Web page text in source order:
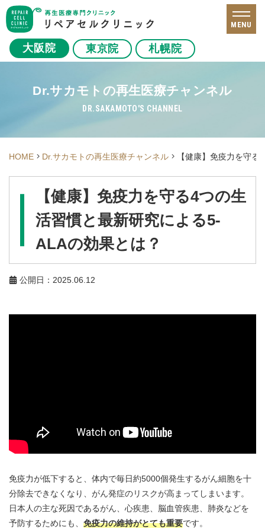
大阪院 東京院 札幌院
MENU
Dr.サカモトの再生医療チャンネル
DR.SAKAMOTO'S CHANNEL
HOME Dr.サカモトの再生医療チャンネル 【健康】免疫力を守
【健康】免疫力を守る4つの生
活習慣と最新研究による5-
ALAの効果とは？
公開日：2025.06.12
免疫力が低下すると、体内で毎日約5000個発生するがん細胞を十
分除去できなくなり、がん発症のリスクが高まってしまいます。
日本人の主な死因であるがん、心疾患、脳血管疾患、肺炎などを
予防するためにも、 免疫力の維持がとても重要です。